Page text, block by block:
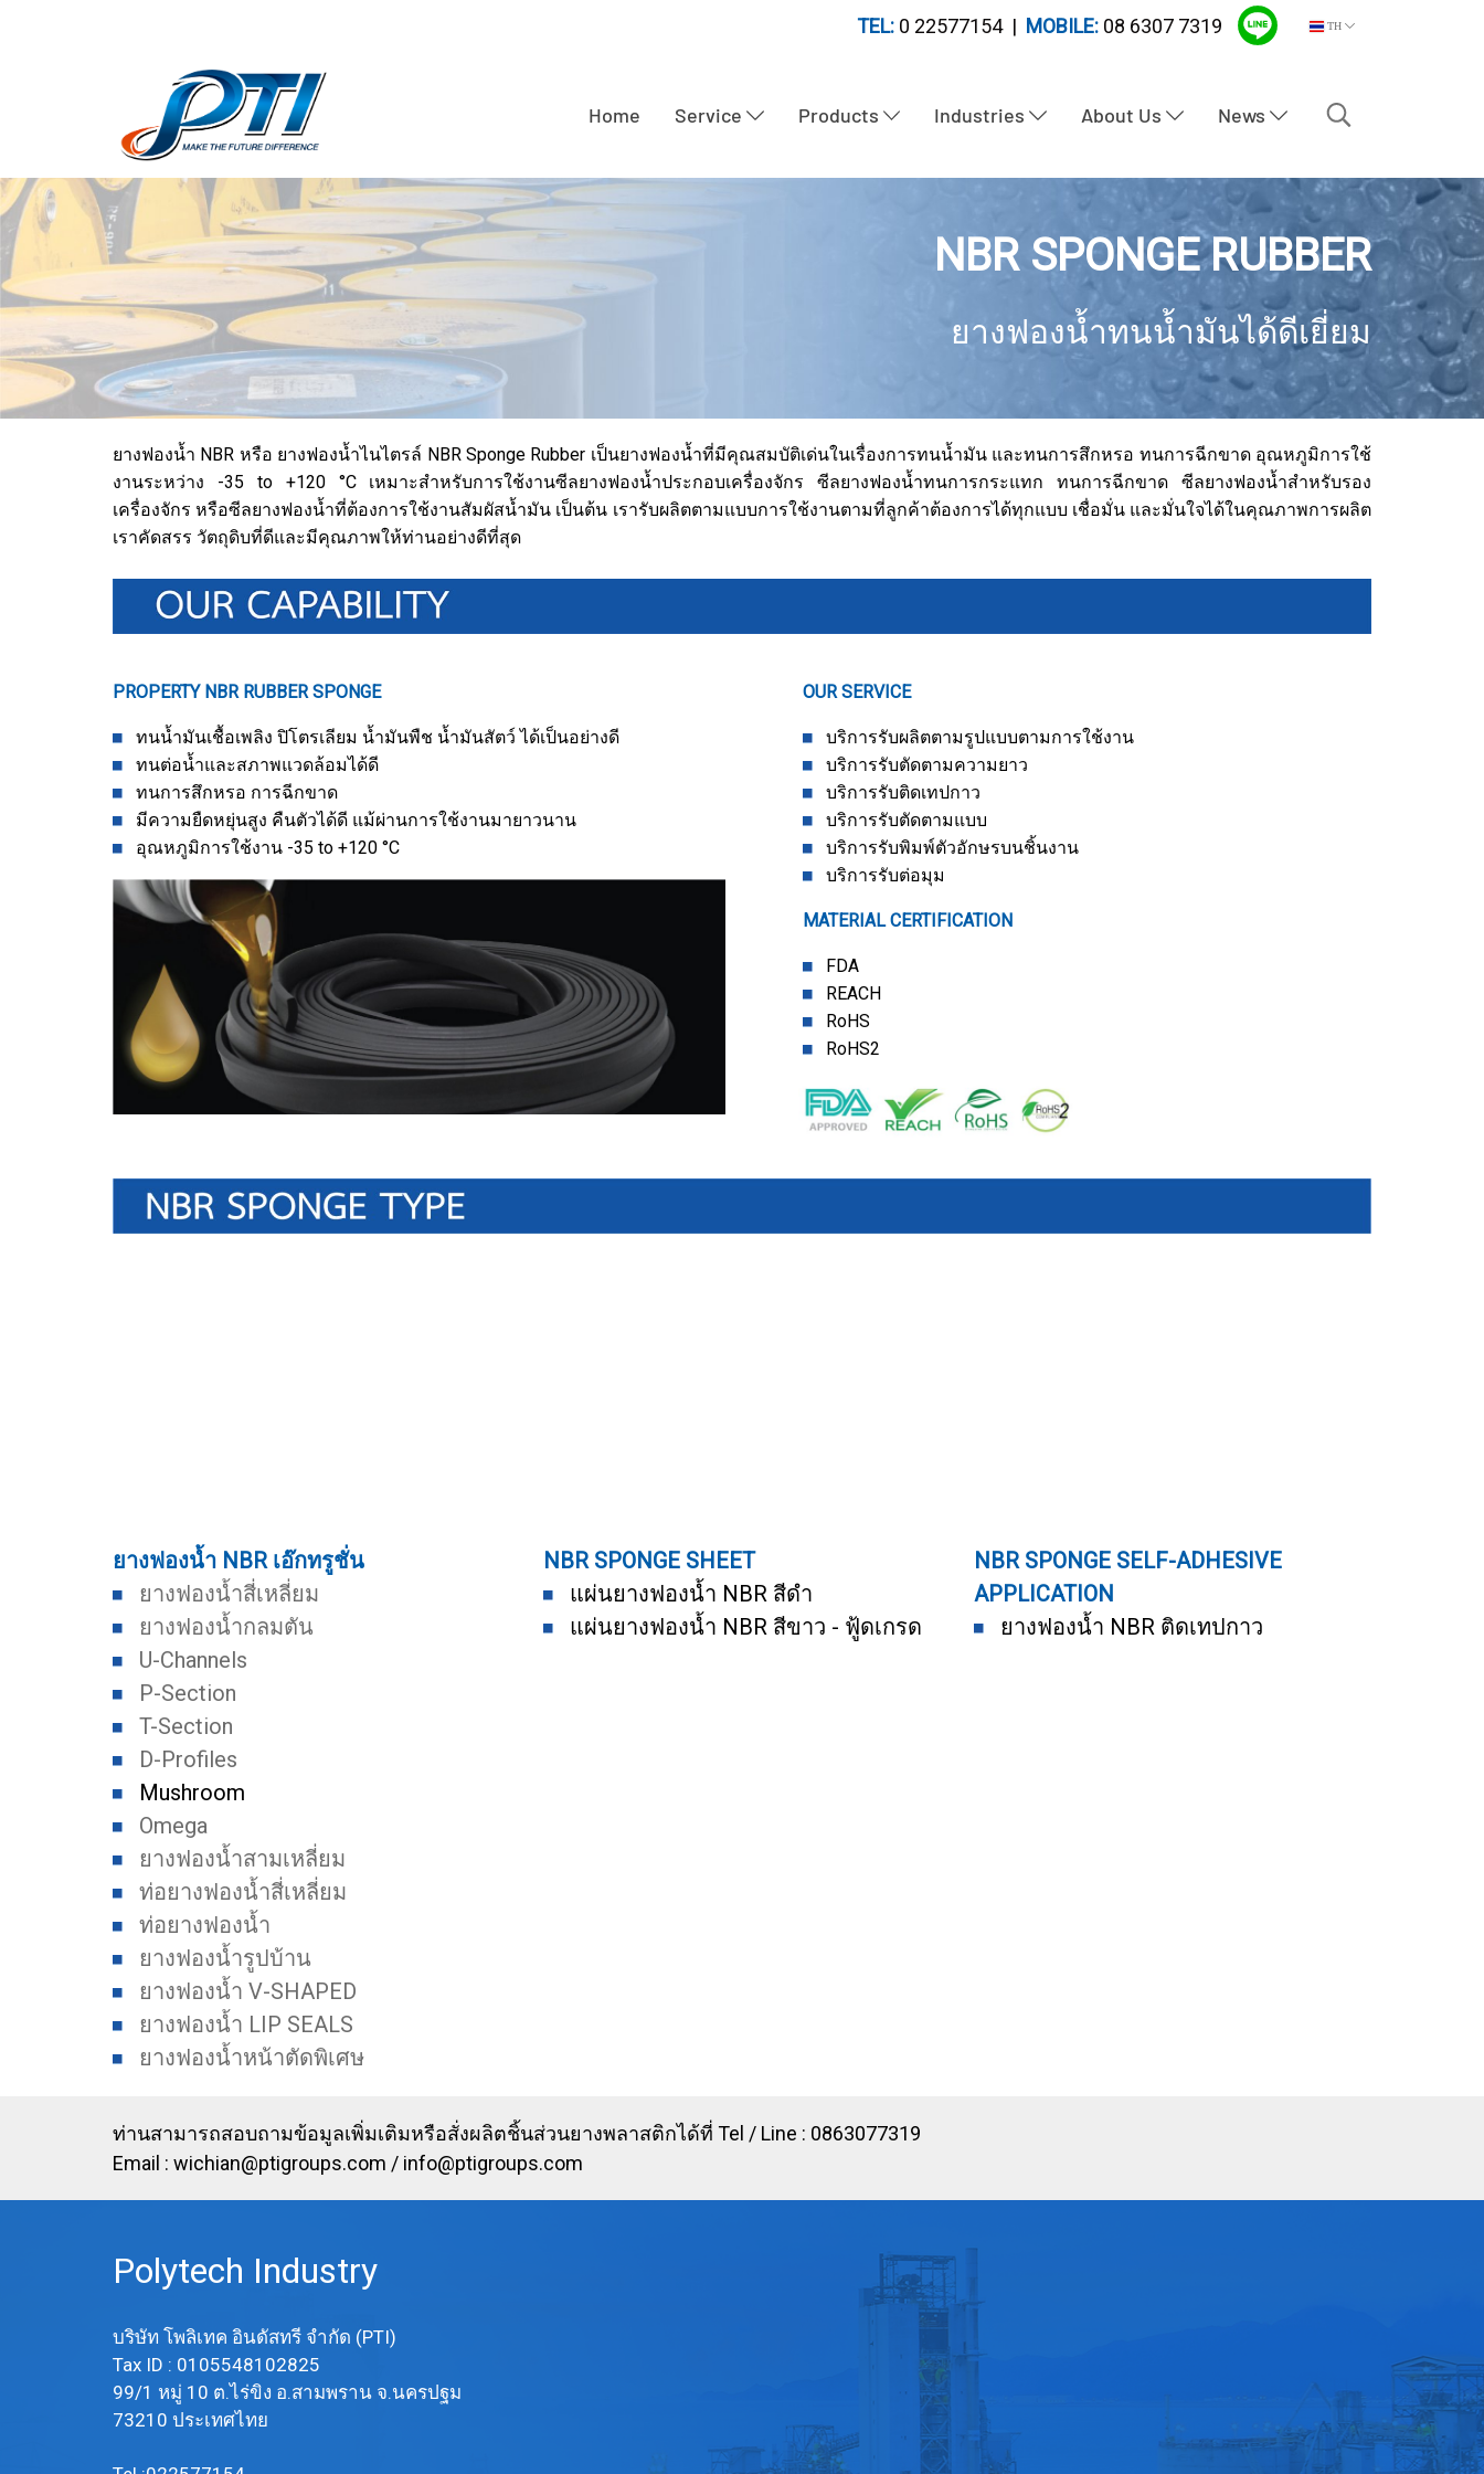
TEL:0 22577154 | MOBILE: 08 6307 7319 TH
Home Service Products Industries About Us News
NBR SPONGE RUBBER
ยางฟองน้ำทนน้ำมันได้ดีเยี่ยม
ยางฟองน้ำ NBR หรือ ยางฟองน้ำไนไตรล์ NBR Sponge Rubber เป็นยางฟองน้ำที่มีคุณสมบัติเด่นในเรื่องการทนน้ำมัน และทนการสึกหรอ ทนการฉีกขาด อุณหภูมิการใช้
งานระหว่าง -35 to +120 °C เหมาะสำหรับการใช้งานซีลยางฟองน้ำประกอบเครื่องจักร ซีลยางฟองน้ำทนการกระแทก ทนการฉีกขาด ซีลยางฟองน้ำสำหรับรอง
เครื่องจักร หรือซีลยางฟองน้ำที่ต้องการใช้งานสัมผัสน้ำมัน เป็นต้น เรารับผลิตตามแบบการใช้งานตามที่ลูกค้าต้องการได้ทุกแบบ เชื่อมั่น และมั่นใจได้ในคุณภาพการผลิต
เราคัดสรร วัตถุดิบที่ดีและมีคุณภาพให้ท่านอย่างดีที่สุด
PROPERTY NBR RUBBER SPONGE
ทนน้ำมันเชื้อเพลิง ปิโตรเลียม น้ำมันพืช น้ำมันสัตว์ ได้เป็นอย่างดี
ทนต่อน้ำและสภาพแวดล้อมได้ดี
ทนการสึกหรอ การฉีกขาด
มีความยืดหยุ่นสูง คืนตัวได้ดี แม้ผ่านการใช้งานมายาวนาน
อุณหภูมิการใช้งาน -35 to +120 °C
OUR SERVICE
บริการรับผลิตตามรูปแบบตามการใช้งาน
บริการรับตัดตามความยาว
บริการรับติดเทปกาว
บริการรับตัดตามแบบ
บริการรับพิมพ์ตัวอักษรบนชิ้นงาน
บริการรับต่อมุม
MATERIAL CERTIFICATION
FDA
REACH
RoHS
RoHS2
ยางฟองน้ำ NBR เอ๊กทรูชั่น
ยางฟองน้ำสี่เหลี่ยม
ยางฟองน้ำกลมตัน
U-Channels
P-Section
T-Section
D-Profiles
Mushroom
Omega
ยางฟองน้ำสามเหลี่ยม
ท่อยางฟองน้ำสี่เหลี่ยม
ท่อยางฟองน้ำ
ยางฟองน้ำรูปบ้าน
ยางฟองน้ำ V-SHAPED
ยางฟองน้ำ LIP SEALS
ยางฟองน้ำหน้าตัดพิเศษ
NBR SPONGE SHEET
แผ่นยางฟองน้ำ NBR สีดำ
แผ่นยางฟองน้ำ NBR สีขาว - ฟู้ดเกรด
NBR SPONGE SELF-ADHESIVE
APPLICATION
ยางฟองน้ำ NBR ติดเทปกาว
ท่านสามารถสอบถามข้อมูลเพิ่มเติมหรือสั่งผลิตชิ้นส่วนยางพลาสติกได้ที่ Tel / Line : 0863077319
Email : wichian@ptigroups.com / info@ptigroups.com
Polytech Industry
บริษัท โพลิเทค อินดัสทรี จำกัด (PTI)
Tax ID : 0105548102825
99/1 หมู่ 10 ต.ไร่ขิง อ.สามพราน จ.นครปฐม
73210 ประเทศไทย